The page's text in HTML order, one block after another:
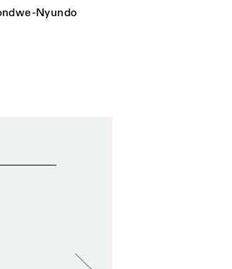
Nyundo